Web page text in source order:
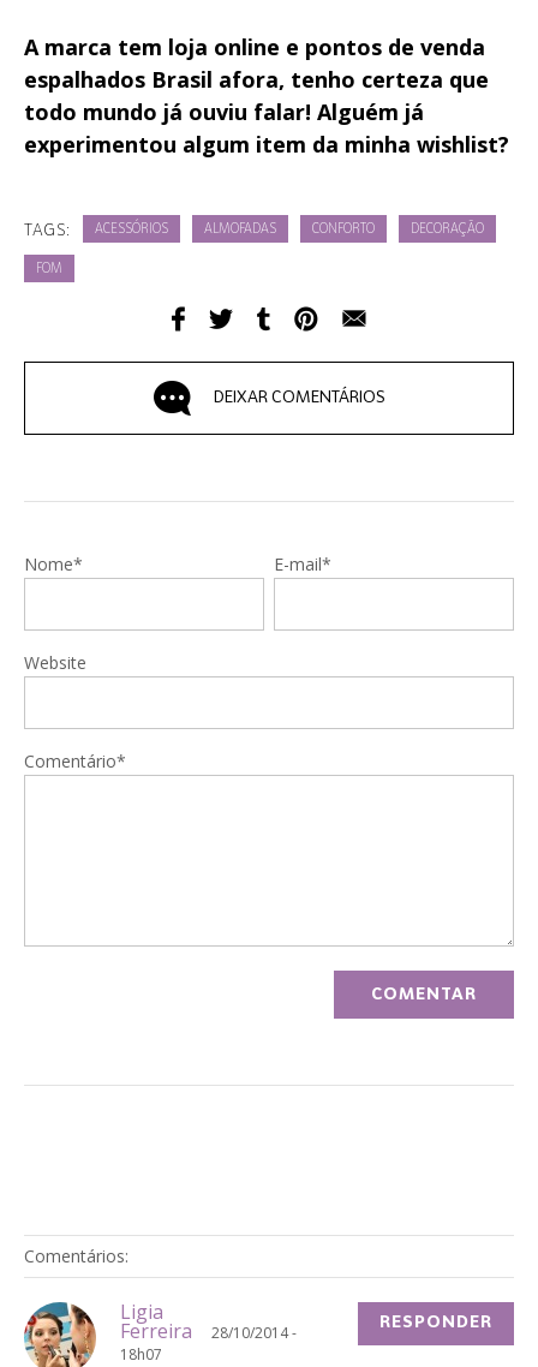
A marca tem loja online e pontos de venda
espalhados Brasil afora, tenho certeza que
todo mundo já ouviu falar! Alguém já
experimentou algum item da minha wishlist?
TAGS: ACESSÓRIOS ALMOFADAS CONFORTO DECORAÇÃO
FOM
DEIXAR COMENTÁRIOS
Nome* E-mail*
Website
Comentário*
Comentários:
Ligia
Ferreira
28/10/2014 -
18h07
RESPONDER